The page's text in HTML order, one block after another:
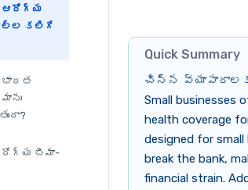
ఆరోగ్య
వల్ల కలిగే
భారత
బీమా-
Quick Summary
చిన్న వ్యాపారాలకు
Small businesses
health coverage
designed for
break the bank,
financial strain.